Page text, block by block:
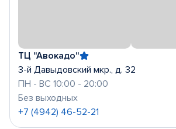
ТЦ "Авокадо"
3-й Давыдовский мкр., д. 32
ПН - ВС 10:00 - 20:00
Без выходных
+7 (4942) 46-52-21